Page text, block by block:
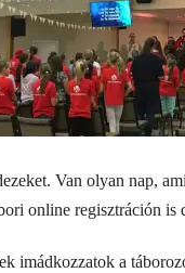
Van olyan nap,
online regisztráción is
imádkozzatok a